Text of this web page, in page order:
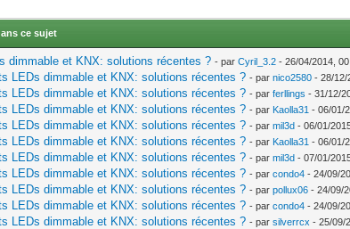
ce sujet
dimmable et KNX: solutions récentes ? - parCyril_3.2 - 26/04/2014,
LEDs dimmable et KNX: solutions récentes ? - parnico2580 - 28/12/
LEDs dimmable et KNX: solutions récentes ? - parferllings - 31/12/
LEDs dimmable et KNX: solutions récentes ? - par Kaolla31 - 06/01/
LEDs dimmable et KNX: solutions récentes ? - parmil3d - 06/01/
LEDs dimmable et KNX: solutions récentes ? - par Kaolla31 - 06/01/
LEDs dimmable et KNX: solutions récentes ? - parmil3d - 07/01/
LEDs dimmable et KNX: solutions récentes ? - parcondo4 - 24/09/
LEDs dimmable et KNX: solutions récentes ? - parpollux06 - 24/09/
LEDs dimmable et KNX: solutions récentes ? - parcondo4 - 24/09/
LEDs dimmable et KNX: solutions récentes ? - parsilverrcx - 25/09/